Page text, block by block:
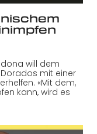
will dem
mit einer
«Mit dem,
kann, wird es